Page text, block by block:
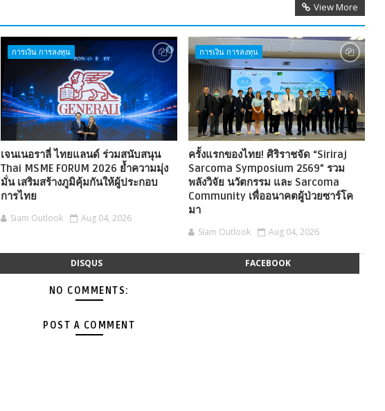
View More
การเงิน การลงทุน
เจนเนอราลี่ ไทยแลนด์ ร่วมสนับสนุน
Thai MSME FORUM 2026 ย้ำความมุ่ง
มั่น เสริมสร้างภูมิคุ้มกันให้ผู้ประกอบ
การไทย
Siam Outlook Aug 04, 2026
การเงิน การลงทุน
ครั้งแรกของไทย! ศิริราชจัด “Siriraj
Sarcoma Symposium 2569” รวม
พลังวิจัย นวัตกรรม และ Sarcoma
Community เพื่ออนาคตผู้ป่วยซาร์โค
มา
Siam Outlook Aug 04, 2026
DISQUS FACEBOOK
NO COMMENTS:
POST A COMMENT